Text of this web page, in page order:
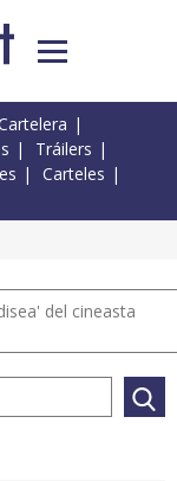
Tráilers
Carteles
del cineasta